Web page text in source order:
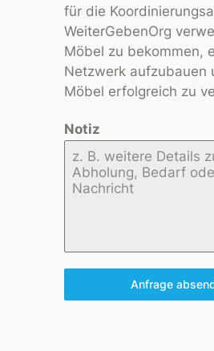
für die
WeiterGebenOrg
Möbel zu bekommen,
Netzwerk aufzubauen
Möbel erfolgreich zu
Notiz
Anfrage